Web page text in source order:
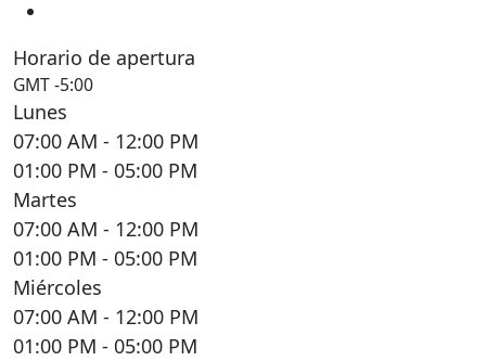
Horario de apertura
GMT -5:00
Lunes
07:00 AM - 12:00 PM
01:00 PM - 05:00 PM
Martes
07:00 AM - 12:00 PM
01:00 PM - 05:00 PM
Miércoles
07:00 AM - 12:00 PM
01:00 PM - 05:00 PM